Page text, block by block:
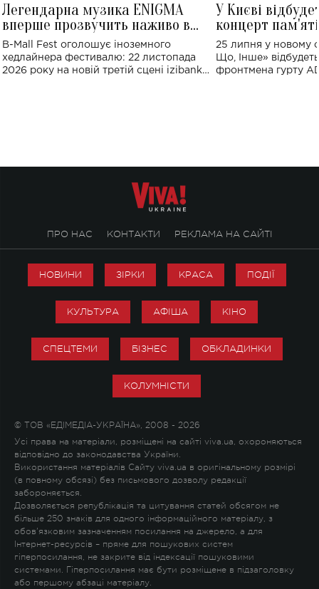
Легендарна музика ENIGMA
вперше прозвучить наживо в
Україні: де відбудеться концерт
B-Mall Fest оголошує іноземного
хедлайнера фестивалю: 22 листопада
2026 року на новій третій сцені izibank
У Києві
концерт
Клименка:
виконають
25 липня у новому
Що, Інше»
фронтмена гурту
ПРО НАС КОНТАКТИ РЕКЛАМА НА САЙТІ
НОВИНИ ЗІРКИ КРАСА ПОДІЇ
КУЛЬТУРА АФІША КІНО
СПЕЦТЕМИ БІЗНЕС ОБКЛАДИНКИ
КОЛУМНІСТИ
© ТОВ «ЕДІМЕДІА-УКРАЇНА», 2008 - 2026
Усі права на матеріали, розміщені на сайті viva.ua, охороняються
відповідно до законодавства України.
Використання матеріалів Сайту viva.ua в оригінальному розмірі
(в повному обсязі) без письмового дозволу редакції
забороняється.
Дозволяється републікація та цитування статей обсягом не
більше 250 знаків для одного інформаційного матеріалу, з
обов'язковим зазначенням посилання на джерело, а для
Інтернет-ресурсів – пряме для пошукових систем
гіперпосилання, не закрите від індексації пошуковими
системами. Гіперпосилання має бути розміщене в підзаголовку
або першому абзаці матеріалу.